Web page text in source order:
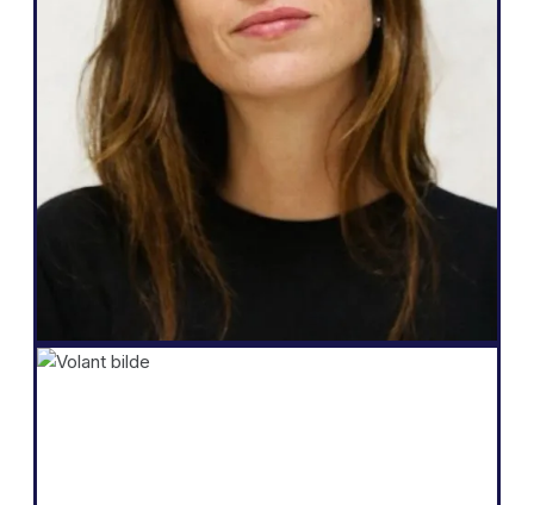
mine behov og det jeg kan love kundene
mine: en enkel måte å bli flerspråklig på,
full autonomi over nettstedet sitt,
generere flere potensielle kunder og
muligheten til å gjøre alt dette med bare
noen få klikk.»
Salomé Amar
Grunnlegger